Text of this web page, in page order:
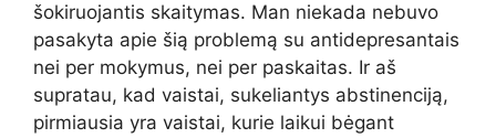
šokiruojantis skaitymas. Man niekada nebuvo
pasakyta apie šią problemą su antidepresantais
nei per mokymus, nei per paskaitas. Ir aš
supratau, kad vaistai, sukeliantys abstinenciją,
pirmiausia yra vaistai, kurie laikui bėgant